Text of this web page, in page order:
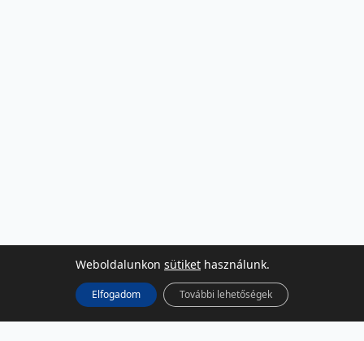
Weboldalunkon sütiket használunk.
Elfogadom További lehetőségek